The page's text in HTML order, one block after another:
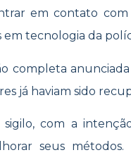
em contato com
em tecnologia da
completa
já haviam sido
com a
seus métodos.